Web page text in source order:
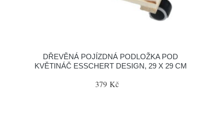
DŘEVĚNÁ POJÍZDNÁ PODLOŽKA POD
KVĚTINÁČ ESSCHERT DESIGN, 29 X 29 CM
379 Kč